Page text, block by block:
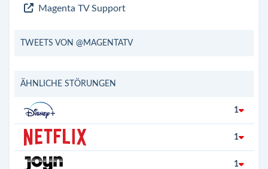
Magenta TV Support
TWEETS VON @MAGENTATV
ÄHNLICHE STÖRUNGEN
1
1
1